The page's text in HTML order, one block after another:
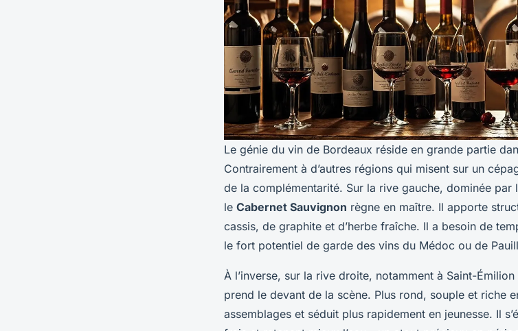
Le génie du vin de Bordeaux réside en grande partie
Contrairement à d’autres régions qui misent sur un
de la complémentarité. Sur la rive gauche, dominée
le Cabernet Sauvignon règne en maître. Il apporte
cassis, de graphite et d’herbe fraîche. Il a besoin de
le fort potentiel de garde des vins du Médoc ou de
À l’inverse, sur la rive droite, notamment à Saint-Émilion
prend le devant de la scène. Plus rond, souple et riche
assemblages et séduit plus rapidement en jeunesse. Il